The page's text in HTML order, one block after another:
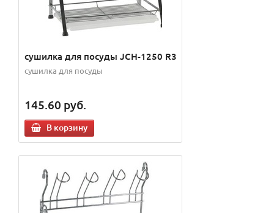
сушилка для посуды JCH-1250 R3
сушилка для посуды
145.60 руб.
В корзину